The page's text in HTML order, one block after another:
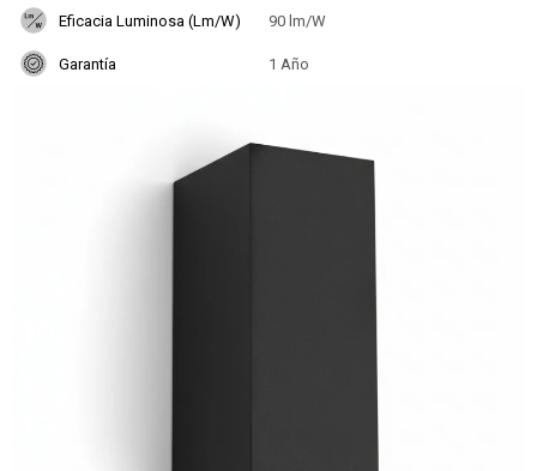
Eficacia Luminosa (Lm/W) 90 lm/W
Garantía 1 Año